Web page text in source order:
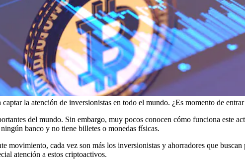
la atención de inversionistas en todo el mundo. ¿Es momento de
del mundo. Sin embargo, muy pocos conocen cómo funciona este
banco y no tiene billetes o monedas físicas.
movimiento, cada vez son más los inversionistas y ahorradores que
atención a estos criptoactivos.